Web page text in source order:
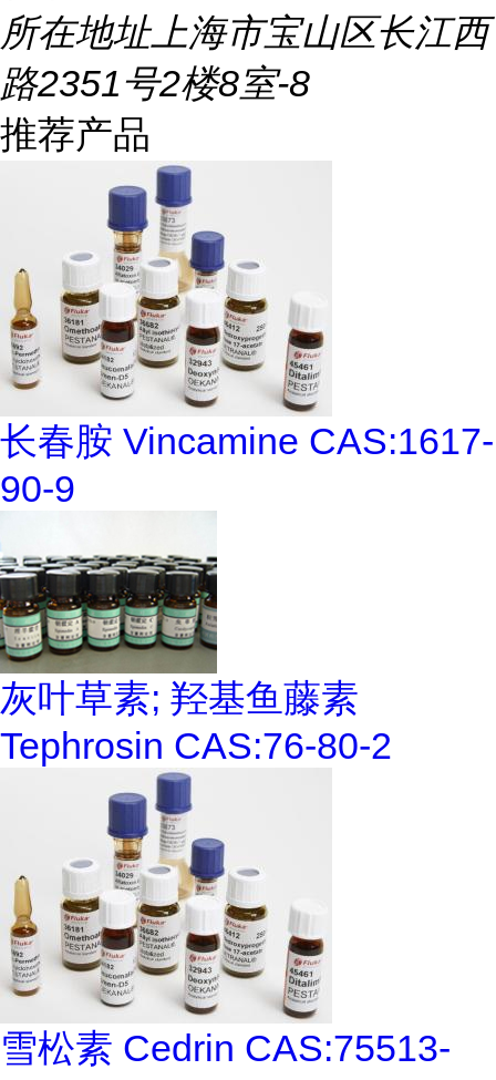
所在地址上海市宝山区长江西
路2351号2楼8室-8
推荐产品
长春胺 Vincamine CAS:1617-
90-9
灰叶草素; 羟基鱼藤素
Tephrosin CAS:76-80-2
雪松素 Cedrin CAS:75513-